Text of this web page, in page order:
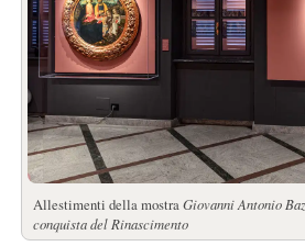
Allestimenti della mostraGiovanni Antonio
conquista del Rinascimento